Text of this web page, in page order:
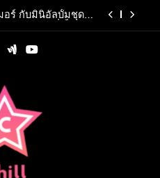
เพลงอาเซียน
อร์ กับมินิอัลบั้มชุดที่
นจาก “ผู้สร้าง” สู่
ในตลาดไทยพร้อม
แคมเปญ “Right
DOLLA ส่งซิงเกิล
งสองศิลปินแถวหน้า
เพลงอาเซียน
อร์ กับมินิอัลบั้มชุดที่
งค้นหาสีสันที่เป็นตัว
นจาก “ผู้สร้าง” สู่